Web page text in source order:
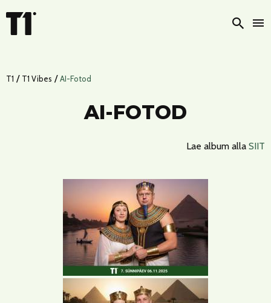
Otsi
T1 / T1 Vibes / AI-Fotod
AI-FOTOD
Lae album alla SIIT